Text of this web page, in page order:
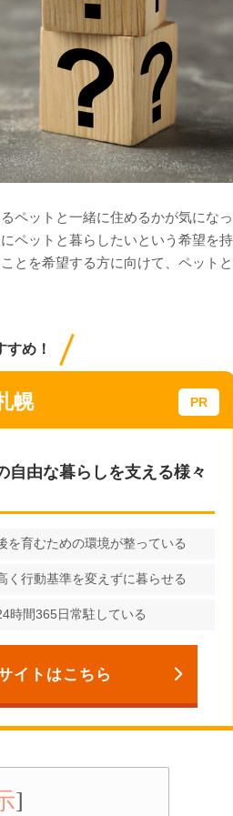
ペットと一緒に住めるかが気になっ
ペットと暮らしたいという希望を持
とを希望する方に向けて、ペットと
め！
幌
自由な暮らしを支える様々
を育むための環境が整っている
く行動基準を変えずに暮らせる
時間365日常駐している
イトはこちら
]